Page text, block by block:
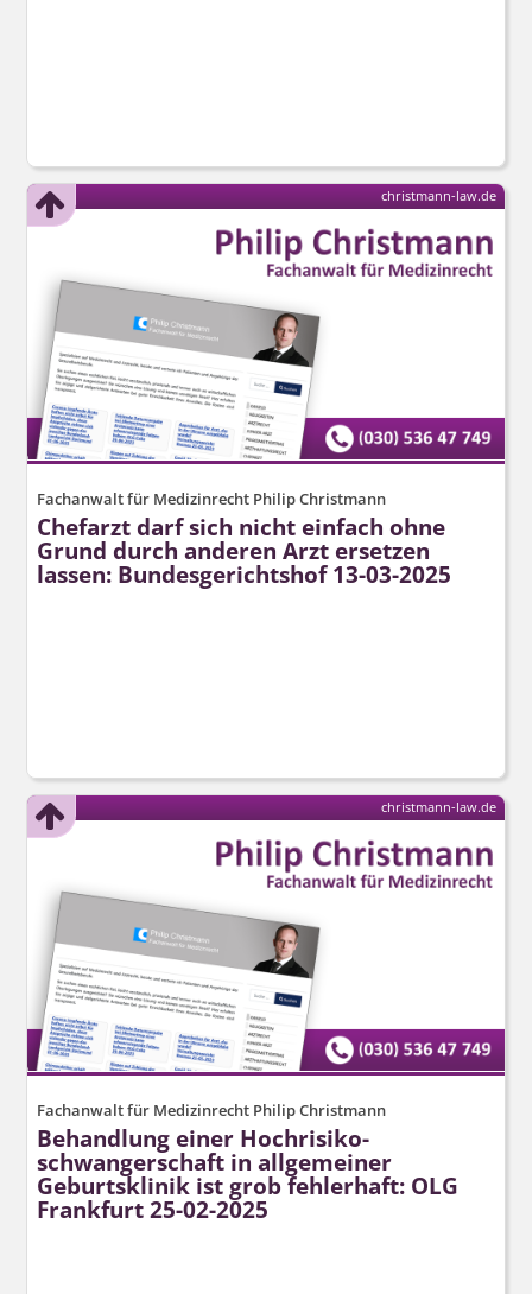
Fachanwalt für Medizinrecht Philip Christmann
Chefarzt darf sich nicht einfach ohne
Grund durch anderen Arzt ersetzen
lassen: Bundesgerichtshof 13-03-2025
christmann-law.de
Fachanwalt für Medizinrecht Philip Christmann
Behandlung einer Hochrisiko­
schwangerschaft in allgemeiner
Geburtsklinik ist grob fehlerhaft: OLG
Frankfurt 25-02-2025
christmann-law.de